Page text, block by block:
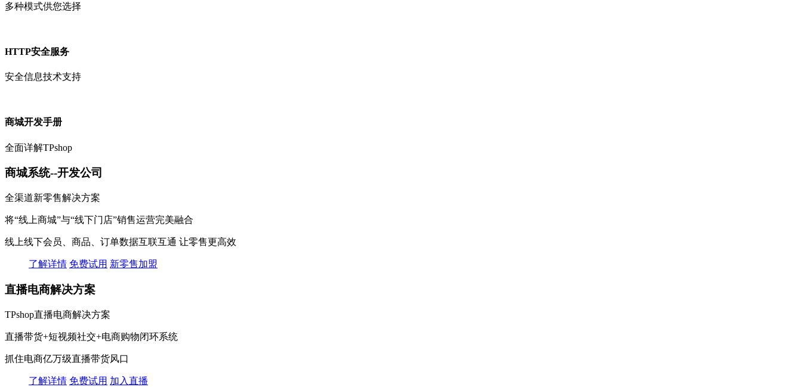
多种模式供您选择
HTTP安全服务
安全信息技术支持
商城开发手册
全面详解TPshop
商城系统--开发公司
全渠道新零售解决方案
将“线上商城”与“线下门店”销售运营完美融合
线上线下会员、商品、订单数据互联互通 让零售更高效
了解详情 免费试用 新零售加盟
直播电商解决方案
TPshop直播电商解决方案
直播带货+短视频社交+电商购物闭环系统
抓住电商亿万级直播带货风口
了解详情 免费试用 加入直播